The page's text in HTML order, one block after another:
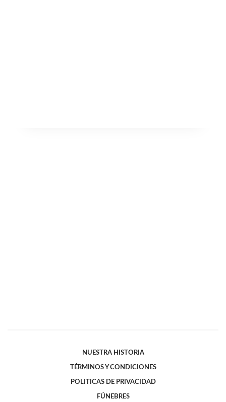
NUESTRA HISTORIA
TÉRMINOS Y CONDICIONES
POLITICAS DE PRIVACIDAD
FÚNEBRES